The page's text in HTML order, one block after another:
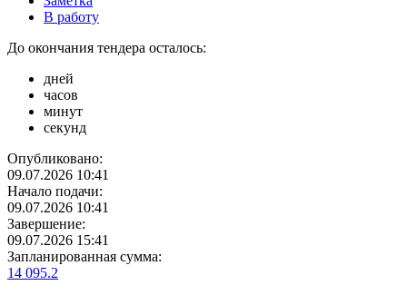
В работу
До окончания тендера осталось:
дней
часов
минут
секунд
Опубликовано:
09.07.2026 10:41
Начало подачи:
09.07.2026 10:41
Завершение:
09.07.2026 15:41
Запланированная сумма:
14 095.2